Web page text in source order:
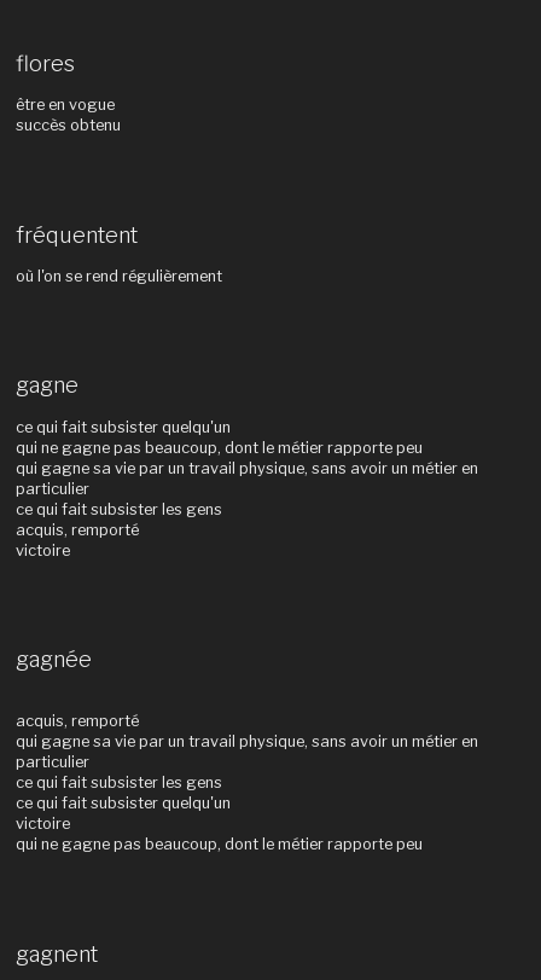
flores
être en vogue
succès obtenu
fréquentent
où l'on se rend régulièrement
gagne
ce qui fait subsister quelqu'un
qui ne gagne pas beaucoup, dont le métier rapporte peu
qui gagne sa vie par un travail physique, sans avoir un métier en
particulier
ce qui fait subsister les gens
acquis, remporté
victoire
gagnée
acquis, remporté
qui gagne sa vie par un travail physique, sans avoir un métier en
particulier
ce qui fait subsister les gens
ce qui fait subsister quelqu'un
victoire
qui ne gagne pas beaucoup, dont le métier rapporte peu
gagnent